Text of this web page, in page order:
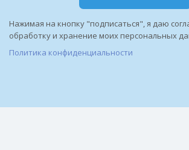
Нажимая на кнопку "подписаться", я даю
обработку и хранение моих персональных
Политика конфиденциальности